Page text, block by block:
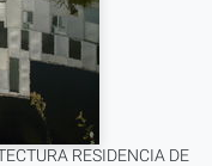
RESIDENCIA DE